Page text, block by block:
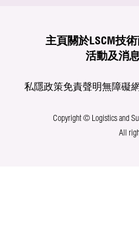
主頁 關於LSCM技術
活動及消
私隱政策免責聲明無障礙
Copyright © Logistics and
All